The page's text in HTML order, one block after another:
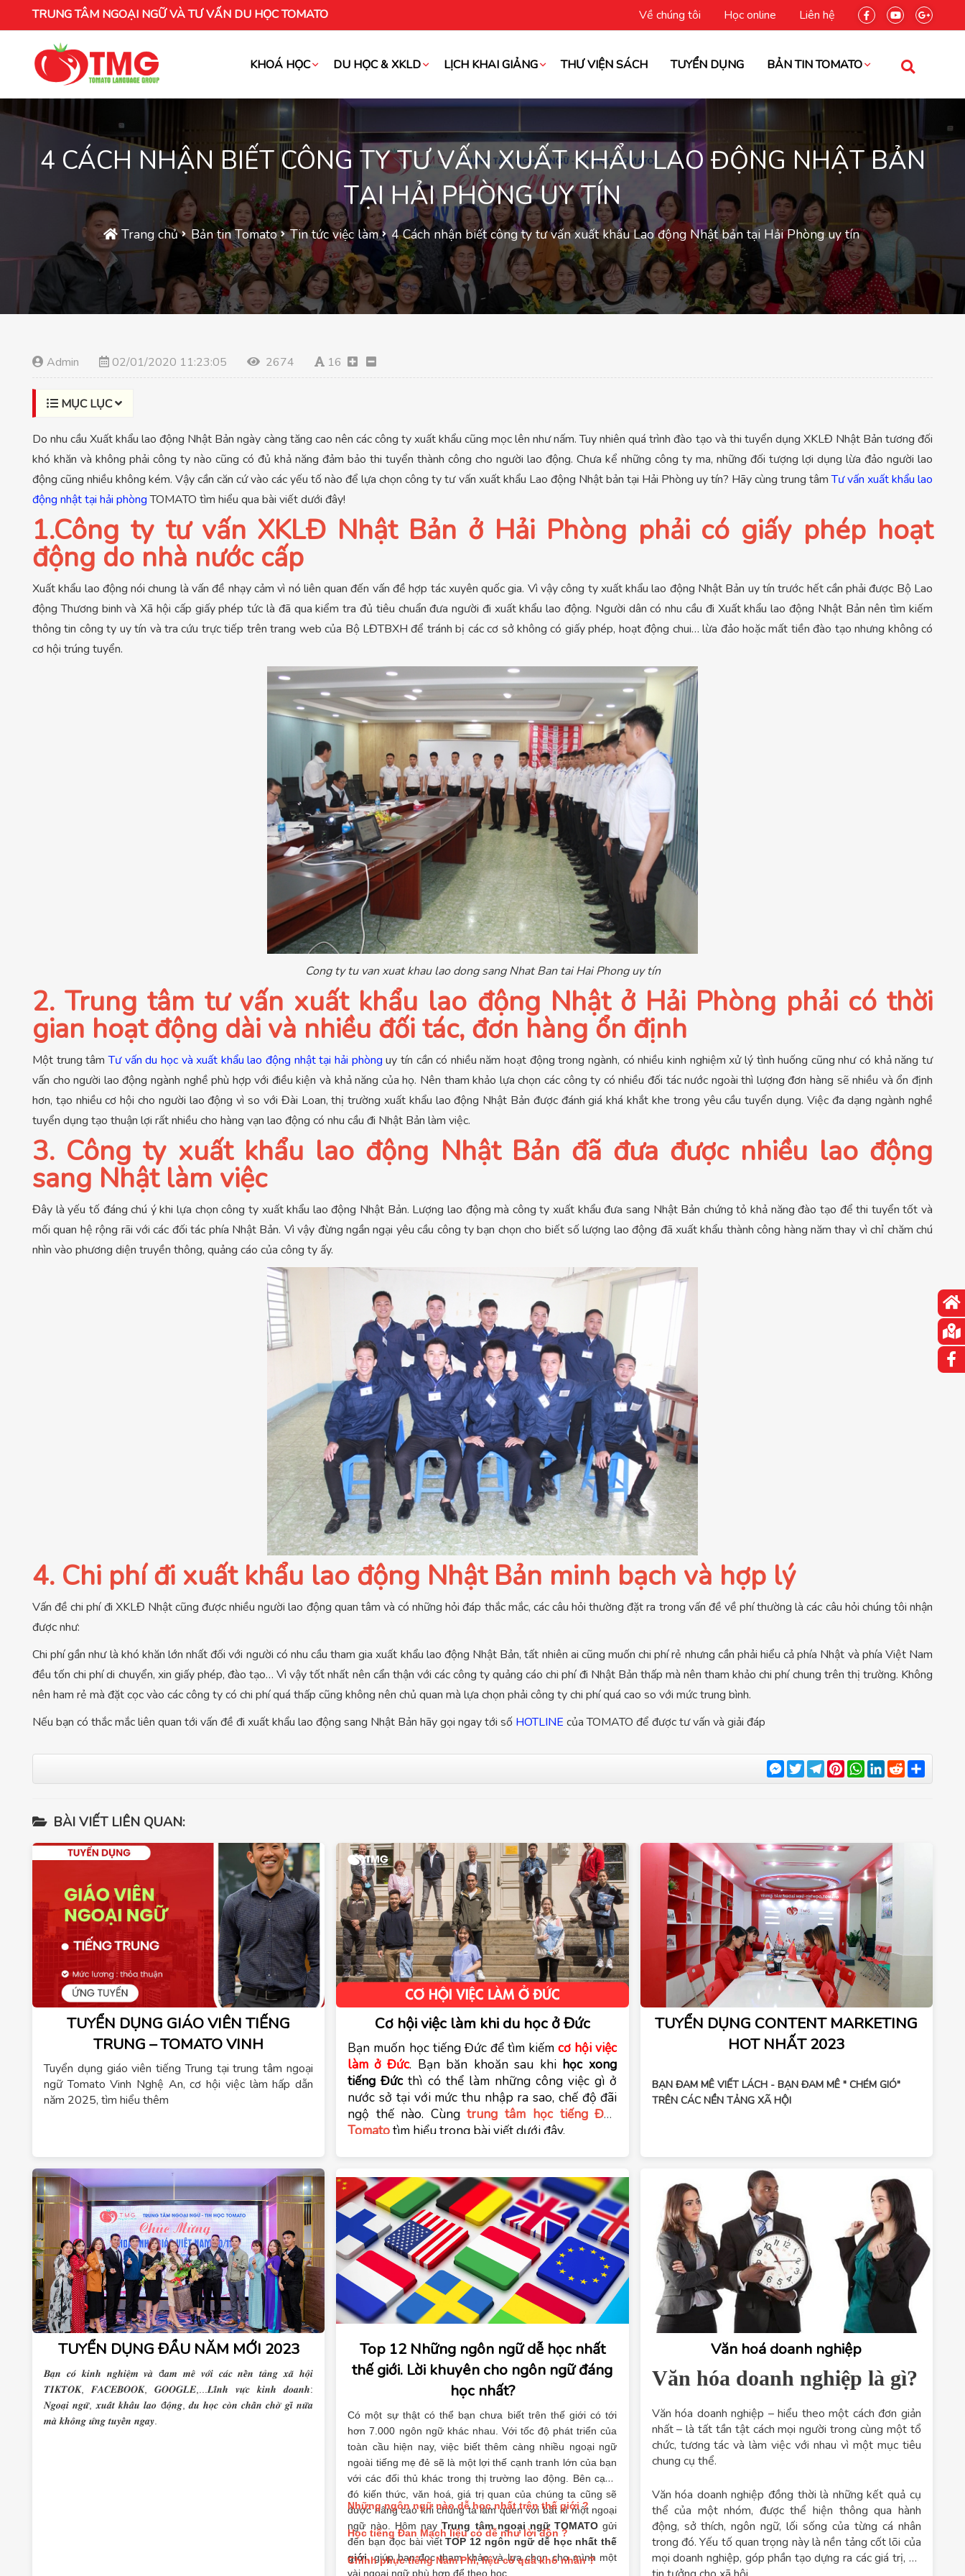
TRUNG TÂM NGOẠI NGỮ VÀ TƯ VẤN DU HỌC TOMATO Về chúng tôi Học online Liên hệ
KHOÁ HỌC DU HỌC & XKLD LỊCH KHAI GIẢNG THƯ VIỆN SÁCH TUYỂN DỤNG BẢN TIN TOMATO
4 CÁCH NHẬN BIẾT CÔNG TY TƯ VẤN XUẤT KHẨU LAO ĐỘNG NHẬT BẢN
TẠI HẢI PHÒNG UY TÍN
Trang chủ Bản tin Tomato Tin tức việc làm 4 Cách nhận biết công ty tư vấn xuất khẩu Lao động Nhật bản tại Hải Phòng uy tín
Admin 02/01/2020 11:23:05 2674 16
MỤC LỤC
Do nhu cầu Xuất khẩu lao động Nhật Bản ngày càng tăng cao nên các công ty xuất khẩu cũng mọc lên như nấm. Tuy nhiên quá trình đào tạo và thi tuyển dụng XKLĐ Nhật Bản tương đối
khó khăn và không phải công ty nào cũng có đủ khả năng đảm bảo thi tuyển thành công cho người lao động. Chưa kể những công ty ma, những đối tượng lợi dụng lừa đảo người lao
động cũng nhiều không kém. Vậy cần căn cứ vào các yếu tố nào để lựa chọn công ty tư vấn xuất khẩu Lao động Nhật bản tại Hải Phòng uy tín? Hãy cùng trung tâmTư vấn xuất khẩu lao
động nhật tại hải phòngTOMATO tìm hiểu qua bài viết dưới đây!
1.Công ty tư vấn XKLĐ Nhật Bản ở Hải Phòng phải có giấy phép hoạt
động do nhà nước cấp
Xuất khẩu lao động nói chung là vấn đề nhạy cảm vì nó liên quan đến vấn đề hợp tác xuyên quốc gia. Vì vậy công ty xuất khẩu lao động Nhật Bản uy tín trước hết cần phải được Bộ Lao
động Thương binh và Xã hội cấp giấy phép tức là đã qua kiểm tra đủ tiêu chuẩn đưa người đi xuất khẩu lao động. Người dân có nhu cầu đi Xuất khẩu lao động Nhật Bản nên tìm kiếm
thông tin công ty uy tín và tra cứu trực tiếp trên trang web của Bộ LĐTBXH để tránh bị các cơ sở không có giấy phép, hoạt động chui… lừa đảo hoặc mất tiền đào tạo nhưng không có
cơ hội trúng tuyển.
Cong ty tu van xuat khau lao dong sang Nhat Ban tai Hai Phong uy tín
2. Trung tâm tư vấn xuất khẩu lao động Nhật ở Hải Phòng phải có thời
gian hoạt động dài và nhiều đối tác, đơn hàng ổn định
Một trung tâmTư vấn du học và xuất khẩu lao động nhật tại hải phòng uy tín cần có nhiều năm hoạt động trong ngành, có nhiều kinh nghiệm xử lý tình huống cũng như có khả năng tư
vấn cho người lao động ngành nghề phù hợp với điều kiện và khả năng của họ. Nên tham khảo lựa chọn các công ty có nhiều đối tác nước ngoài thì lượng đơn hàng sẽ nhiều và ổn định
hơn, tạo nhiều cơ hội cho người lao động vì so với Đài Loan, thị trường xuất khẩu lao động Nhật Bản được đánh giá khá khắt khe trong yêu cầu tuyển dụng. Việc đa dạng ngành nghề
tuyển dụng tạo thuận lợi rất nhiều cho hàng vạn lao động có nhu cầu đi Nhật Bản làm việc.
3. Công ty xuất khẩu lao động Nhật Bản đã đưa được nhiều lao động
sang Nhật làm việc
Đây là yếu tố đáng chú ý khi lựa chọn công ty xuất khẩu lao động Nhật Bản. Lượng lao động mà công ty xuất khẩu đưa sang Nhật Bản chứng tỏ khả năng đào tạo để thi tuyển tốt và
mối quan hệ rộng rãi với các đối tác phía Nhật Bản. Vì vậy đừng ngần ngại yêu cầu công ty bạn chọn cho biết số lượng lao động đã xuất khẩu thành công hàng năm thay vì chỉ chăm chú
nhìn vào phương diện truyền thông, quảng cáo của công ty ấy.
4. Chi phí đi xuất khẩu lao động Nhật Bản minh bạch và hợp lý
Vấn đề chi phí đi XKLĐ Nhật cũng được nhiều người lao động quan tâm và có những hỏi đáp thắc mắc, các câu hỏi thường đặt ra trong vấn đề về phí thường là các câu hỏi chúng tôi nhận
được như:
Chi phí gần như là khó khăn lớn nhất đối với người có nhu cầu tham gia xuất khẩu lao động Nhật Bản, tất nhiên ai cũng muốn chi phí rẻ nhưng cần phải hiểu cả phía Nhật và phía Việt Nam
đều tốn chi phí di chuyển, xin giấy phép, đào tạo… Vì vậy tốt nhất nên cẩn thận với các công ty quảng cáo chi phí đi Nhật Bản thấp mà nên tham khảo chi phí chung trên thị trường. Không
nên ham rẻ mà đặt cọc vào các công ty có chi phí quá thấp cũng không nên chủ quan mà lựa chọn phải công ty chi phí quá cao so với mức trung bình.
Nếu bạn có thắc mắc liên quan tới vấn đề đi xuất khẩu lao động sang Nhật Bản hãy gọi ngay tới số HOTLINE của TOMATO để được tư vấn và giải đáp
Messenger
TwitterTelegram
Pinterest
WhatsApp
LinkedIn
Reddit
BÀI VIẾT LIÊN QUAN:
TUYỂN DỤNG GIÁO VIÊN TIẾNG
TRUNG – TOMATO VINH
Tuyển dụng giáo viên tiếng Trung tại trung tâm ngoại
ngữ Tomato Vinh Nghệ An, cơ hội việc làm hấp dẫn
năm 2025, tìm hiểu thêm
Cơ hội việc làm khi du học ở Đức
Bạn muốn học tiếng Đức để tìm kiếm cơ hội việc
làm ở Đức. Bạn băn khoăn sau khi học xong
tiếng Đức thì có thể làm những công việc gì ở
nước sở tại với mức thu nhập ra sao, chế độ đãi
ngộ thế nào. Cùng trung tâm học tiếng Đức
Tomato tìm hiểu trong bài viết dưới đây.
TUYỂN DỤNG CONTENT MARKETING
HOT NHẤT 2023
BẠN ĐAM MÊ VIẾT LÁCH - BẠN ĐAM MÊ " CHÉM GIÓ"
TRÊN CÁC NỀN TẢNG XÃ HỘI
TUYỂN DỤNG ĐẦU NĂM MỚI 2023
𝑩𝒂̣𝒏 𝒄𝒐́ 𝒌𝒊𝒏𝒉 𝒏𝒈𝒉𝒊𝒆̣̂𝒎 𝒗𝒂̀ đ𝒂𝒎 𝒎𝒆̂ 𝒗𝒐̛́𝒊 𝒄𝒂́𝒄 𝒏𝒆̂̀𝒏 𝒕𝒂̉𝒏𝒈 𝒙𝒂̃ 𝒉𝒐̣̂𝒊
𝑻𝑰𝑲𝑻𝑶𝑲, 𝑭𝑨𝑪𝑬𝑩𝑶𝑶𝑲, 𝑮𝑶𝑶𝑮𝑳𝑬,...𝑳𝒊̃𝒏𝒉 𝒗𝒖̛̣𝒄 𝒌𝒊𝒏𝒉 𝒅𝒐𝒂𝒏𝒉:
𝑵𝒈𝒐𝒂̣𝒊 𝒏𝒈𝒖̛̃, 𝒙𝒖𝒂̂́𝒕 𝒌𝒉𝒂̂̉𝒖 𝒍𝒂𝒐 đ𝒐̣̂𝒏𝒈, 𝒅𝒖 𝒉𝒐̣𝒄 𝒄𝒐̀𝒏 𝒄𝒉𝒂̂̀𝒏 𝒄𝒉𝒐̛̀ 𝒈𝒊̀ 𝒏𝒖̛̃𝒂
𝒎𝒂̀ 𝒌𝒉𝒐̂𝒏𝒈 𝒖̛́𝒏𝒈 𝒕𝒖𝒚𝒆̂̉𝒏 𝒏𝒈𝒂𝒚.
Top 12 Những ngôn ngữ dễ học nhất
thế giới. Lời khuyên cho ngôn ngữ đáng
học nhất?
Có một sự thật có thể bạn chưa biết trên thế giới có tới
hơn 7.000 ngôn ngữ khác nhau. Với tốc độ phát triển của
toàn cầu hiện nay, việc biết thêm càng nhiều ngoại ngữ
ngoài tiếng mẹ đẻ sẽ là một lợi thế cạnh tranh lớn của bạn
với các đối thủ khác trong thị trường lao động. Bên cạnh
đó kiến thức, văn hoá, giá trị quan của chúng ta cũng sẽ
được nâng cao khi chúng ta làm quen với bất kì một ngoại
ngữ nào. Hôm nayTrung tâm ngoại ngữ TOMATOgửi
đến bạn đọc bài viếtTOP 12 ngôn ngữ dễ học nhất thế
giới, giúp bạn đọc tham khảo và lựa chọn cho mình một
vài ngoại ngữ phù hợp để theo học.
Những ngôn ngữ nào dễ học nhất trên thế giới ?
Học tiếng Đan Mạch liệu có dễ như lời đồn ?
Chinh phục tiếng Nam Phi, liệu có quá khó nhằn ?
Văn hoá doanh nghiệp
Văn hóa doanh nghiệp là gì?
Văn hóa doanh nghiệp – hiểu theo một cách đơn giản
nhất – là tất tần tật cách mọi người trong cùng một tổ
chức, tương tác và làm việc với nhau vì một mục tiêu
chung cụ thể.
Văn hóa doanh nghiệp đồng thời là những kết quả cụ
thể của một nhóm, được thể hiện thông qua hành
động, sở thích, ngôn ngữ, lối sống của từng cá nhân
trong đó. Yếu tố quan trọng này là nền tảng cốt lõi của
mọi doanh nghiệp, góp phần tạo dựng ra các giá trị, sự